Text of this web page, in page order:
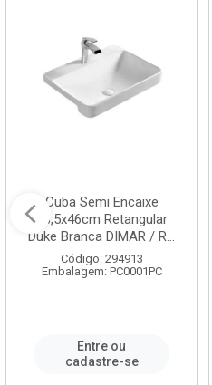
Cuba Semi Encaixe
58,5x46cm Retangular
Duke Branca DIMAR / R...
Código: 294913
Embalagem: PC0001PC
Entre ou
cadastre-se